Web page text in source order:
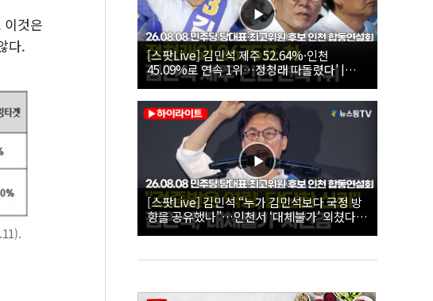
이것은
다.
[스팟Live] 김민석 제주 52.64%·인천
45.09%로 연속 1위…정청래 따돌렸다’ |
26.08.08 더불어민주당 당대표·최고위원 후
보 인천 합동연설회
[스팟Live] 김민석 “누가 김민석보다 국정 방
향을 공유했나”…인천서 ‘대체불가’ 외쳤다 |
26.08.08 더불어민주당 당대표·최고위원 후